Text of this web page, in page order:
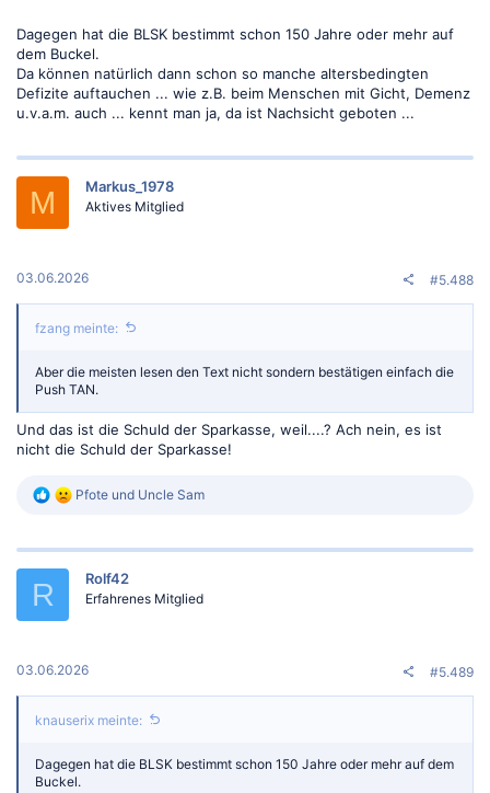
Dagegen hat die BLSK bestimmt schon 150 Jahre oder mehr auf
dem Buckel.
Da können natürlich dann schon so manche altersbedingten
Defizite auftauchen ... wie z.B. beim Menschen mit Gicht, Demenz
u.v.a.m. auch ... kennt man ja, da ist Nachsicht geboten ...
M Markus_1978
Aktives Mitglied
03.06.2026 #5.488
fzang meinte:
Aber die meisten lesen den Text nicht sondern bestätigen einfach die
Push TAN.
Und das ist die Schuld der Sparkasse, weil....? Ach nein, es ist
nicht die Schuld der Sparkasse!
R
k
:
Pfote und Uncle Sam
R Rolf42
Erfahrenes Mitglied
03.06.2026 #5.489
knauserix meinte:
Dagegen hat die BLSK bestimmt schon 150 Jahre oder mehr auf dem
Buckel.